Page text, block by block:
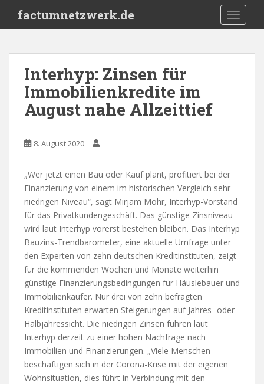
i
factumnetzwerk.de
Interhyp: Zinsen für
Immobilienkredite im
August nahe Allzeittief
8. August 2020
„Wer jetzt einen Bau oder Kauf plant, profitiert bei der
Finanzierung von einem im historischen Vergleich sehr
niedrigen Niveau“, sagt Mirjam Mohr, Interhyp-Vorstand
für das Privatkundengeschäft. Das günstige Zinsniveau
wird laut Interhyp vorerst bestehen bleiben. Das Interhyp
Bauzins-Trendbarometer, eine aktuelle Umfrage unter
den Experten von zehn deutschen Kreditinstituten, zeigt
für die kommenden Wochen und Monate weiterhin
günstige Finanzierungsbedingungen für Häuslebauer und
Immobilienkäufer. Nur drei von zehn befragten
Kreditinstituten erwarten Steigerungen auf Jahres- oder
Halbjahressicht. Die niedrigen Zinsen führen laut
Interhyp derzeit zu einer hohen Nachfrage nach
Immobilien und Finanzierungen. „Viele Menschen
beschäftigen sich in der Corona-Krise mit der eigenen
Wohnsituation, dies führt in Verbindung mit den